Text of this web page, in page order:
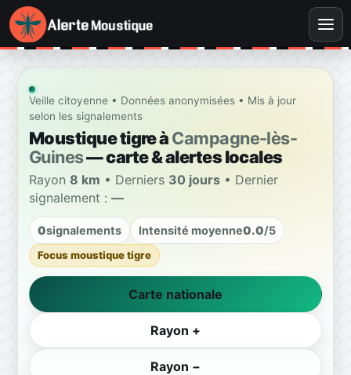
Veille citoyenne • Données anonymisées • Mis à jour
selon les signalements
Moustique tigre àCampagne-lès-
Guines— carte & alertes locales
Rayon 8 km • Derniers 30 jours • Dernier
signalement : —
0signalements Intensité moyenne0.0/5
Focus moustique tigre
Carte nationale
Rayon +
Rayon −